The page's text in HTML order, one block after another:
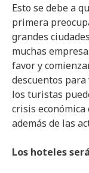
Esto se debe a
primera
grandes
muchas
favor y
descuentos
los turistas
crisis económica
además de las
Los hoteles